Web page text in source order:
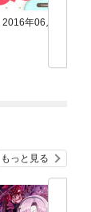
年06月号
もっと見る